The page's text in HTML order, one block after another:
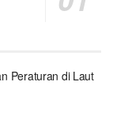
Peraturan di Laut